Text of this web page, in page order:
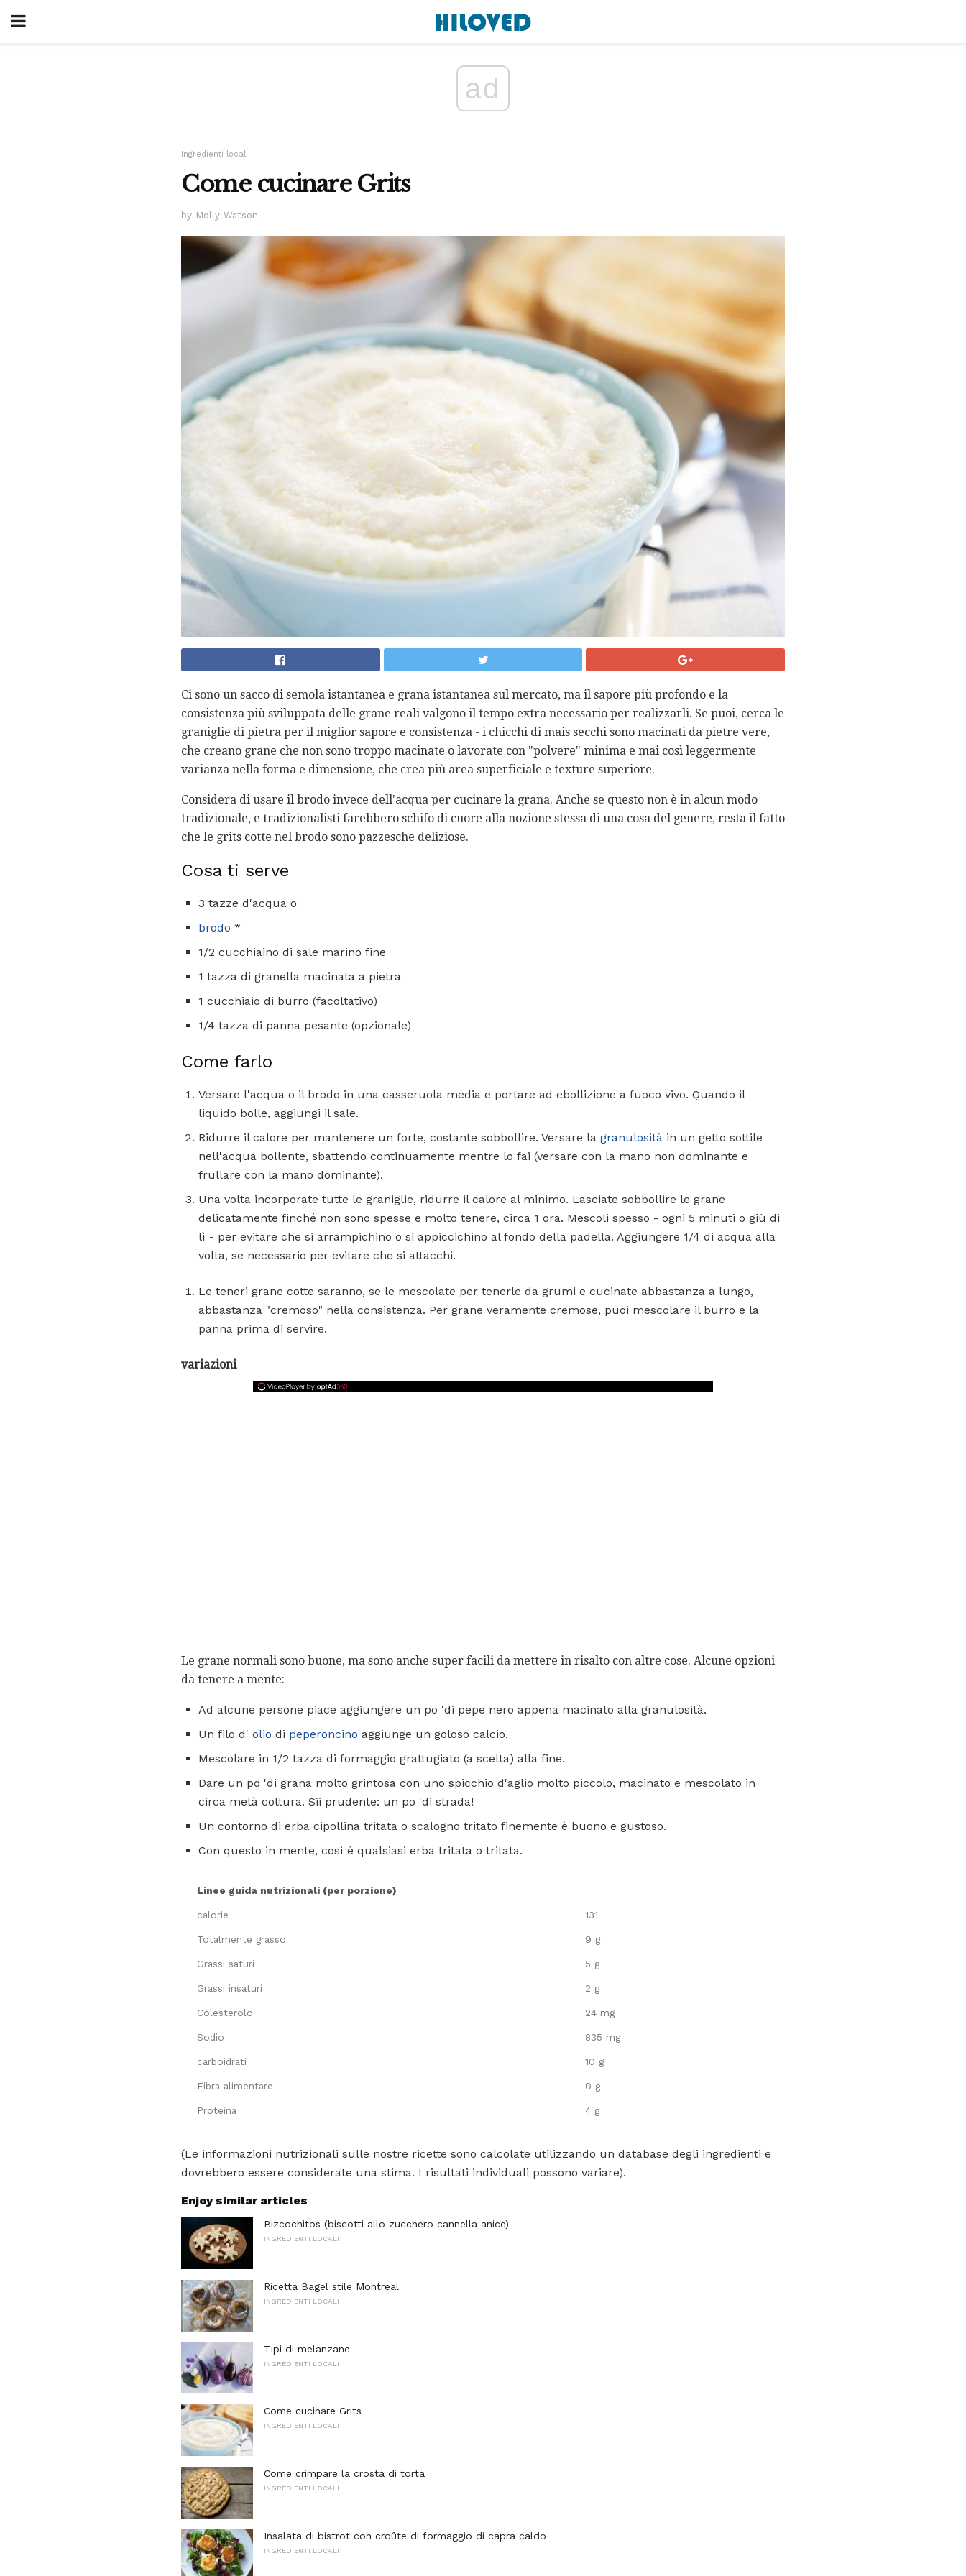
ad
Ingredienti locali
Come cucinare Grits
by Molly Watson
Ci sono un sacco di semola istantanea e grana istantanea sul mercato, ma il sapore più profondo e la
consistenza più sviluppata delle grane reali valgono il tempo extra necessario per realizzarli. Se puoi, cerca le
graniglie di pietra per il miglior sapore e consistenza - i chicchi di mais secchi sono macinati da pietre vere,
che creano grane che non sono troppo macinate o lavorate con "polvere" minima e mai così leggermente
varianza nella forma e dimensione, che crea più area superficiale e texture superiore.
Considera di usare il brodo invece dell'acqua per cucinare la grana. Anche se questo non è in alcun modo
tradizionale, e tradizionalisti farebbero schifo di cuore alla nozione stessa di una cosa del genere, resta il fatto
che le grits cotte nel brodo sono pazzesche deliziose.
Cosa ti serve
3 tazze d'acqua o
brodo *
1/2 cucchiaino di sale marino fine
1 tazza di granella macinata a pietra
1 cucchiaio di burro (facoltativo)
1/4 tazza di panna pesante (opzionale)
Come farlo
Versare l'acqua o il brodo in una casseruola media e portare ad ebollizione a fuoco vivo. Quando il
liquido bolle, aggiungi il sale.
Ridurre il calore per mantenere un forte, costante sobbollire. Versare la granulosità in un getto sottile
nell'acqua bollente, sbattendo continuamente mentre lo fai (versare con la mano non dominante e
frullare con la mano dominante).
Una volta incorporate tutte le graniglie, ridurre il calore al minimo. Lasciate sobbollire le grane
delicatamente finché non sono spesse e molto tenere, circa 1 ora. Mescoli spesso - ogni 5 minuti o giù di
lì - per evitare che si arrampichino o si appiccichino al fondo della padella. Aggiungere 1/4 di acqua alla
volta, se necessario per evitare che si attacchi.
Le teneri grane cotte saranno, se le mescolate per tenerle da grumi e cucinate abbastanza a lungo,
abbastanza "cremoso" nella consistenza. Per grane veramente cremose, puoi mescolare il burro e la
panna prima di servire.
variazioni
Le grane normali sono buone, ma sono anche super facili da mettere in risalto con altre cose. Alcune opzioni
da tenere a mente:
Ad alcune persone piace aggiungere un po 'di pepe nero appena macinato alla granulosità.
Un filo d' olio di peperoncino aggiunge un goloso calcio.
Mescolare in 1/2 tazza di formaggio grattugiato (a scelta) alla fine.
Dare un po 'di grana molto grintosa con uno spicchio d'aglio molto piccolo, macinato e mescolato in
circa metà cottura. Sii prudente: un po 'di strada!
Un contorno di erba cipollina tritata o scalogno tritato finemente è buono e gustoso.
Con questo in mente, così è qualsiasi erba tritata o tritata.
Linee guida nutrizionali (per porzione)
calorie 131
Totalmente grasso 9 g
Grassi saturi 5 g
Grassi insaturi 2 g
Colesterolo 24 mg
Sodio 835 mg
carboidrati 10 g
Fibra alimentare 0 g
Proteina 4 g
(Le informazioni nutrizionali sulle nostre ricette sono calcolate utilizzando un database degli ingredienti e
dovrebbero essere considerate una stima. I risultati individuali possono variare).
Enjoy similar articles
Bizcochitos (biscotti allo zucchero cannella anice)
INGREDIENTI LOCALI
Ricetta Bagel stile Montreal
INGREDIENTI LOCALI
Tipi di melanzane
INGREDIENTI LOCALI
Come cucinare Grits
INGREDIENTI LOCALI
Come crimpare la crosta di torta
INGREDIENTI LOCALI
Insalata di bistrot con croûte di formaggio di capra caldo
INGREDIENTI LOCALI